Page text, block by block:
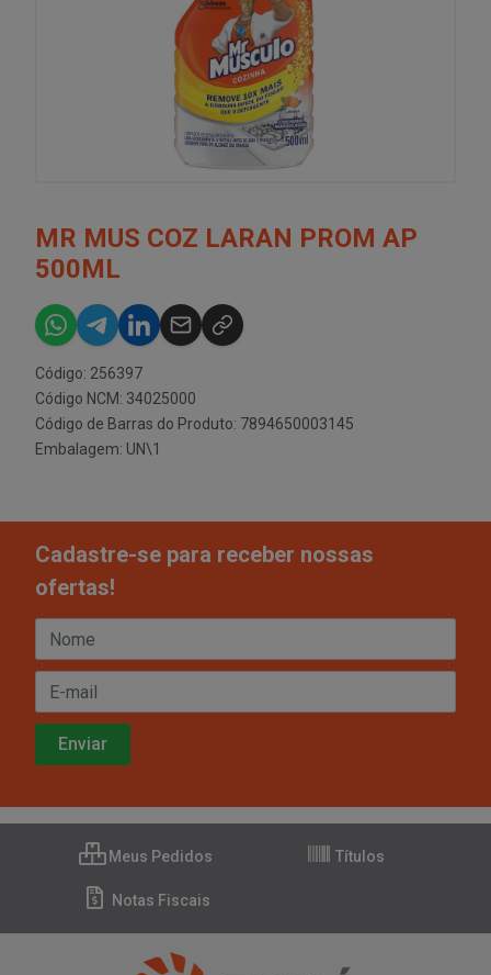
MR MUS COZ LARAN PROM AP
500ML
Código: 256397
Código NCM: 34025000
Código de Barras do Produto: 7894650003145
Embalagem: UN\1
Cadastre-se para receber nossas
ofertas!
Meus Pedidos Títulos
Notas Fiscais